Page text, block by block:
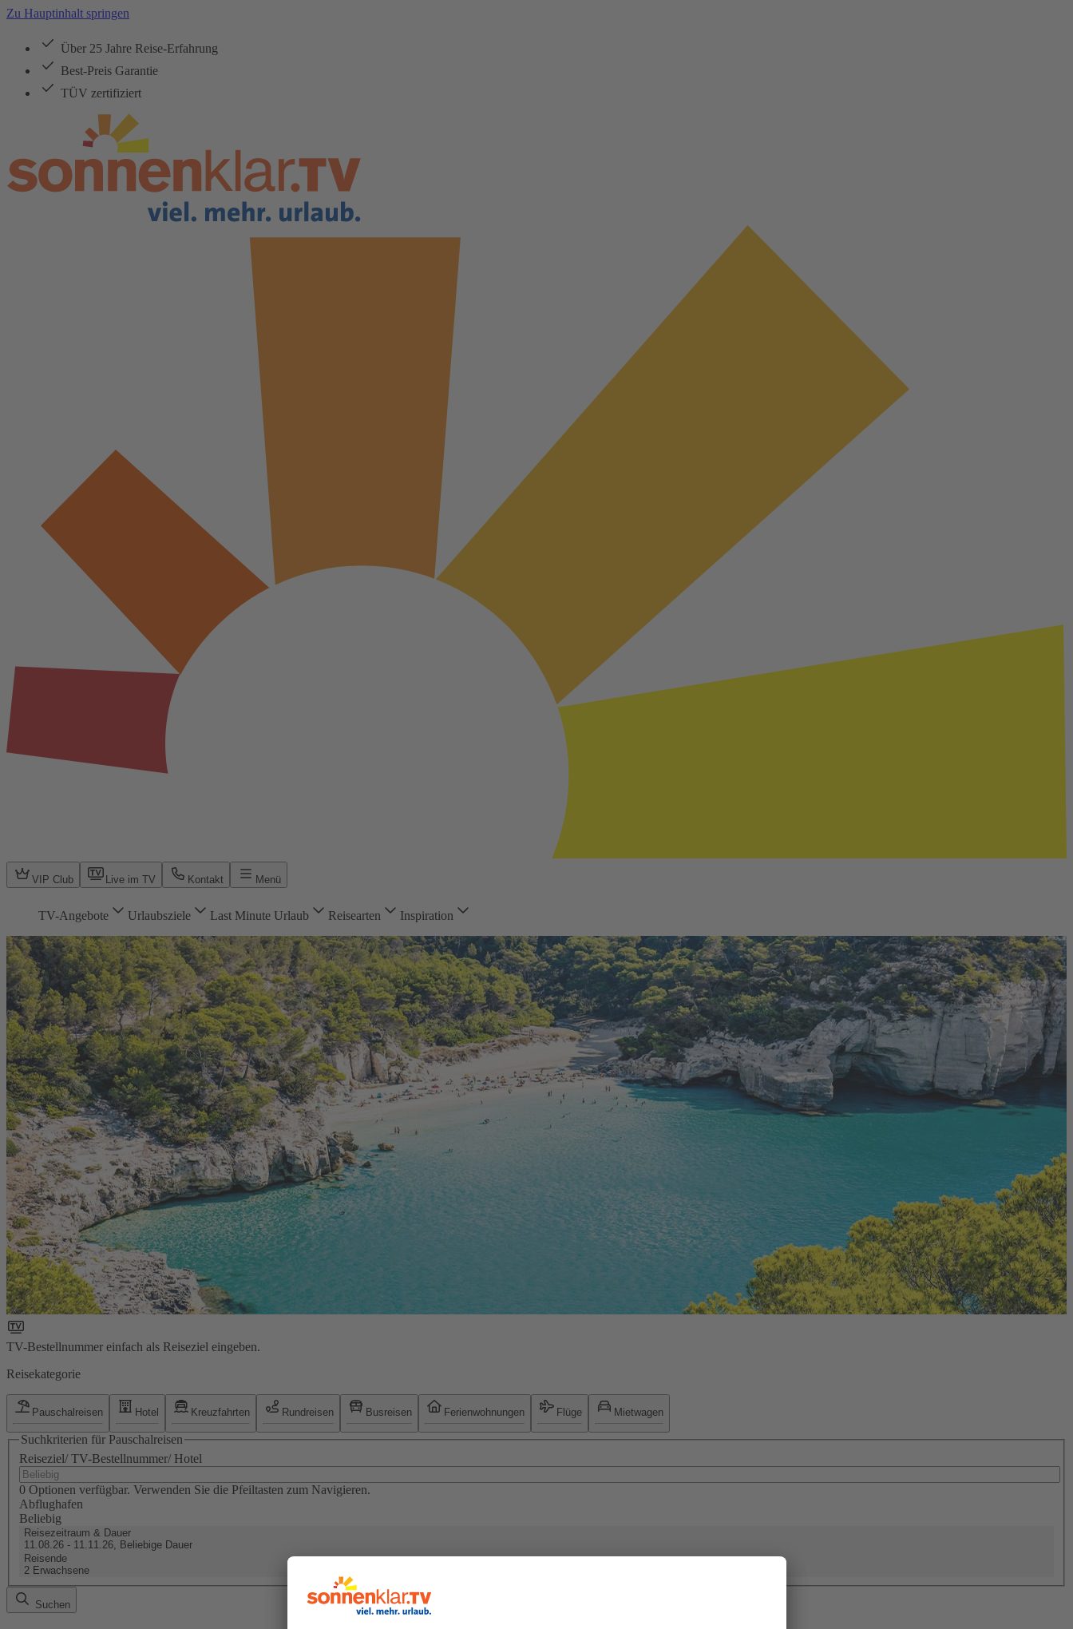
Zu Hauptinhalt springen
Über 25 Jahre Reise-Erfahrung
Best-Preis Garantie
TÜV zertifiziert
VIP Club Live im TV Kontakt Menü
TV-Angebote Urlaubsziele Last Minute Urlaub Reisearten Inspiration
TV-Bestellnummer einfach als Reiseziel eingeben.
Reisekategorie
Pauschalreisen Hotel Kreuzfahrten Rundreisen Busreisen Ferienwohnungen Flüge Mietwagen
Suchkriterien für Pauschalreisen
Reiseziel/ TV-Bestellnummer/ Hotel
0 Optionen verfügbar. Verwenden Sie die Pfeiltasten zum Navigieren.
Abflughafen
Beliebig
Reisezeitraum & Dauer
11.08.26 - 11.11.26, Beliebige Dauer
Reisende
2 Erwachsene
Suchen